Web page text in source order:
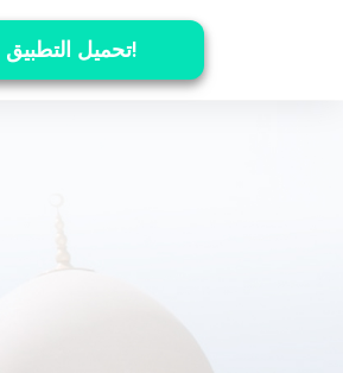
تحميل التطبيق!